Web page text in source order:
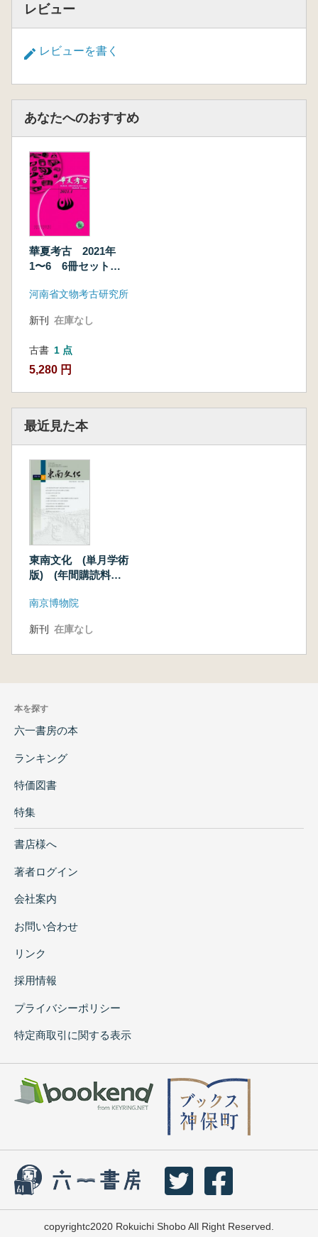
レビュー
レビューを書く
あなたへのおすすめ
華夏考古 2021年
1〜6 6冊セット
河南省文物考古研究所
新刊 在庫なし
古書 1 点
5,280 円
最近見た本
東南文化 (単月学術
版) (年間購読料
南京博物院
新刊 在庫なし
本を探す
六一書房の本
ランキング
特価図書
特集
書店様へ
著者ログイン
会社案内
お問い合わせ
リンク
採用情報
プライバシーポリシー
特定商取引に関する表示
copyrightc2020 Rokuichi Shobo All Right Reserved.